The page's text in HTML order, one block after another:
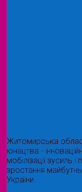
Житомирська
юнацтва -
мобілізації зусиль
зростання
України.